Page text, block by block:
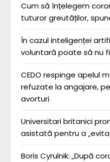
Cum să înțelegem
tuturor greutăților,
În cazul inteligenței
voluntară poate să nu
CEDO respinge apelul
refuzate la angajare,
avorturi
Universitari britanici
asistată pentru a „evita
Boris Cyrulnik: „După